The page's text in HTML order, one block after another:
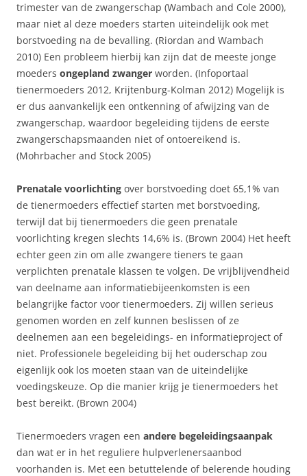
trimester van de zwangerschap (Wambach and Cole 2000),
maar niet al deze moeders starten uiteindelijk ook met
borstvoeding na de bevalling. (Riordan and Wambach
2010) Een probleem hierbij kan zijn dat de meeste jonge
moeders ongepland zwanger worden. (Infoportaal
tienermoeders 2012, Krijtenburg-Kolman 2012) Mogelijk is
er dus aanvankelijk een ontkenning of afwijzing van de
zwangerschap, waardoor begeleiding tijdens de eerste
zwangerschapsmaanden niet of ontoereikend is.
(Mohrbacher and Stock 2005)
Prenatale voorlichting over borstvoeding doet 65,1% van
de tienermoeders effectief starten met borstvoeding,
terwijl dat bij tienermoeders die geen prenatale
voorlichting kregen slechts 14,6% is. (Brown 2004) Het heeft
echter geen zin om alle zwangere tieners te gaan
verplichten prenatale klassen te volgen. De vrijblijvendheid
van deelname aan informatiebijeenkomsten is een
belangrijke factor voor tienermoeders. Zij willen serieus
genomen worden en zelf kunnen beslissen of ze
deelnemen aan een begeleidings- en informatieproject of
niet. Professionele begeleiding bij het ouderschap zou
eigenlijk ook los moeten staan van de uiteindelijke
voedingskeuze. Op die manier krijg je tienermoeders het
best bereikt. (Brown 2004)
Tienermoeders vragen een andere begeleidingsaanpak
dan wat er in het reguliere hulpverlenersaanbod
voorhanden is. Met een betuttelende of belerende houding